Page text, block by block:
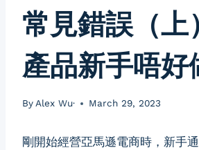
常見錯誤（上
產品新手唔好
By Alex Wu· March 29, 2023
剛開始經營亞馬遜電商時，新手通